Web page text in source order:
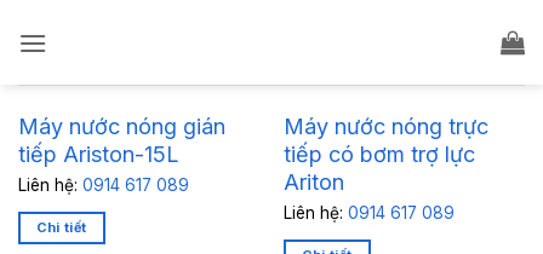
qua
Máy nước nóng gián
tiếp Ariston-15L
Liên hệ: 0914 617 089
Chi tiết
Máy nước nóng trực
tiếp có bơm trợ lực
Ariton
Liên hệ: 0914 617 089